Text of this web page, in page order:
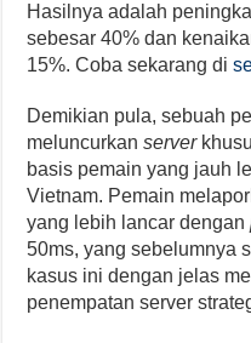
Hasilnya adalah
sebesar 40% dan
15%. Coba sekarang di
Demikian pula, sebuah
meluncurkanserver
basis pemain yang jauh
Vietnam. Pemain
yang lebih lancar dengan
50ms, yang sebelumnya
kasus ini dengan jelas
penempatan server